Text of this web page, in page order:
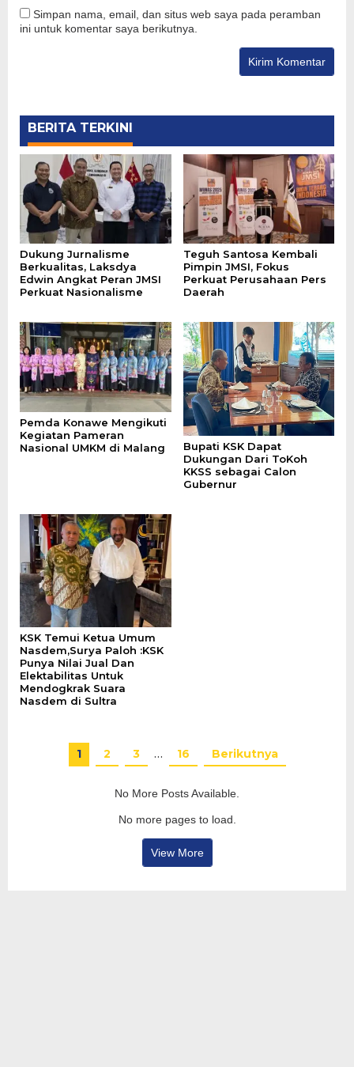
Simpan nama, email, dan situs web saya pada peramban
ini untuk komentar saya berikutnya.
BERITA TERKINI
Dukung Jurnalisme
Berkualitas, Laksdya
Edwin Angkat Peran JMSI
Perkuat Nasionalisme
Teguh Santosa Kembali
Pimpin JMSI, Fokus
Perkuat Perusahaan Pers
Daerah
Pemda Konawe Mengikuti
Kegiatan Pameran
Nasional UMKM di Malang
Bupati KSK Dapat
Dukungan Dari ToKoh
KKSS sebagai Calon
Gubernur
KSK Temui Ketua Umum
Nasdem,Surya Paloh :KSK
Punya Nilai Jual Dan
Elektabilitas Untuk
Mendogkrak Suara
Nasdem di Sultra
1 2 3 … 16 Berikutnya
No More Posts Available.
No more pages to load.
View More